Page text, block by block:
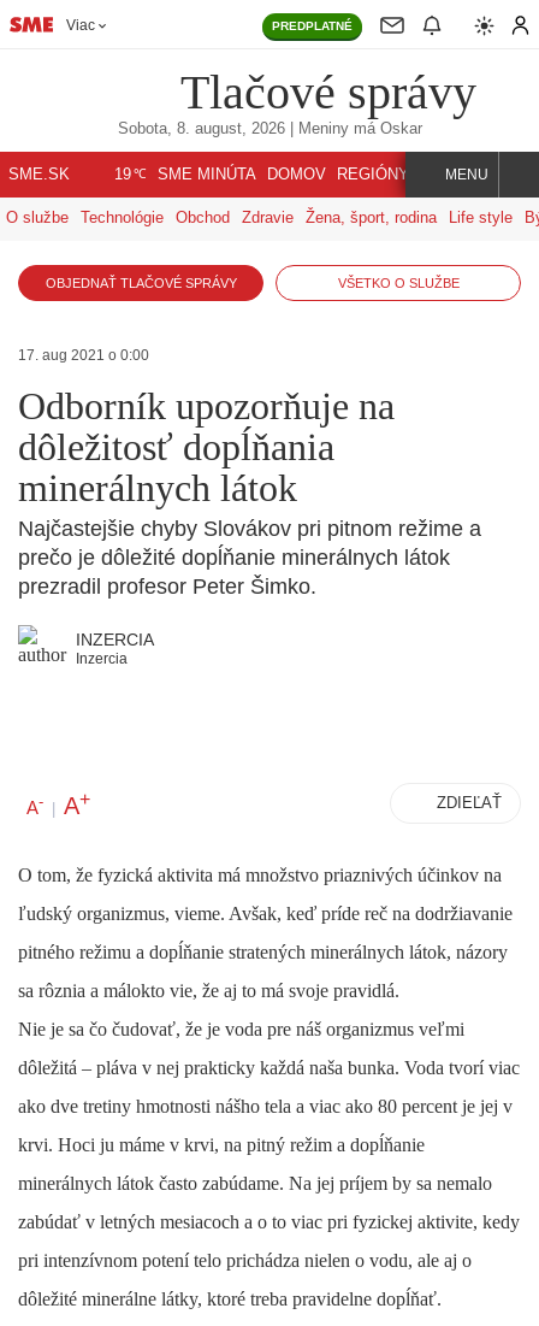
Viac PREDPLATNÉ
Tlačové správy
Sobota, 8. august, 2026| Meniny má Oskar
SME.SK 19℃ SME MINÚTA DOMOV REGIÓNY INDEX SVET
MENU
O službe Technológie Obchod Zdravie Žena, šport, rodina Life style
OBJEDNAŤ TLAČOVÉ SPRÁVY VŠETKO O SLUŽBE
17. aug 2021 o 0:00
Odborník upozorňuje na
dôležitosť dopĺňania
minerálnych látok
Najčastejšie chyby Slovákov pri pitnom režime a
prečo je dôležité dopĺňanie minerálnych látok
prezradil profesor Peter Šimko.
INZERCIA
Inzercia
A- | A+ ZDIEĽAŤ
O tom, že fyzická aktivita má množstvo priaznivých účinkov na
ľudský organizmus, vieme. Avšak, keď príde reč na dodržiavanie
pitného režimu a dopĺňanie stratených minerálnych látok, názory
sa rôznia a málokto vie, že aj to má svoje pravidlá.
Nie je sa čo čudovať, že je voda pre náš organizmus veľmi
dôležitá – pláva v nej prakticky každá naša bunka. Voda tvorí viac
ako dve tretiny hmotnosti nášho tela a viac ako 80 percent je jej v
krvi. Hoci ju máme v krvi, na pitný režim a dopĺňanie
minerálnych látok často zabúdame. Na jej príjem by sa nemalo
zabúdať v letných mesiacoch a o to viac pri fyzickej aktivite, kedy
pri intenzívnom potení telo prichádza nielen o vodu, ale aj o
dôležité minerálne látky, ktoré treba pravidelne dopĺňať.